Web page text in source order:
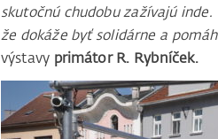
skutočnú chudobu zažívajú
že dokáže byť solidárne a
výstavy primátor R. Rybníček.